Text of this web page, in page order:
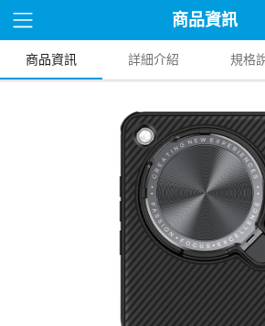
商品資訊
商品資訊 詳細介紹 規格